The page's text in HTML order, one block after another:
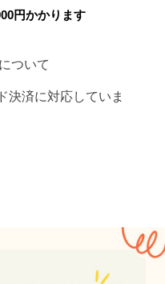
円かかります
ついて
決済に対応していま